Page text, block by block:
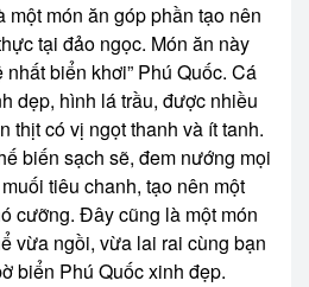
món ăn góp phần tạo nên
tại đảo ngọc. Món ăn này
biển khơi” Phú Quốc. Cá
dẹp, hình lá trầu, được nhiều
thịt có vị ngọt thanh và ít tanh.
biến sạch sẽ, đem nướng mọi
tiêu chanh, tạo nên một
cưỡng. Đây cũng là một món
vừa ngồi, vừa lai rai cùng bạn
biển Phú Quốc xinh đẹp.